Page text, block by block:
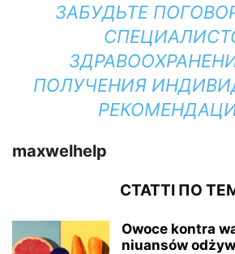
ЗАБУДЬТЕ
ПОЛУЧЕНИЯ
maxwelhelp
СТАТТІ ПО
Owoce kontra
niuansów